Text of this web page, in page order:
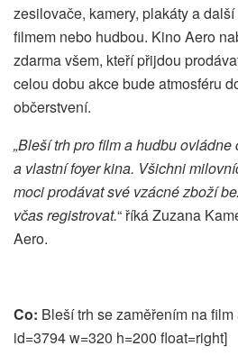
zesilovače, kamery, plakáty a
filmem nebo hudbou. Kino Aero
zdarma všem, kteří přijdou
celou dobu akce bude atmosféru
občerstvení.
„Bleší trh pro film a hudbu
a vlastní foyer kina. Všichni
moci prodávat své vzácné zboží
včas registrovat.“ říká Zuzana
Aero.
Co: Bleší trh se zaměřením na
id=3794 w=320 h=200 float=right]